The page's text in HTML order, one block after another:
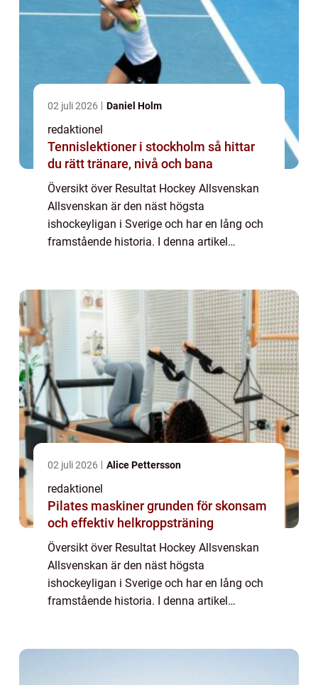
02 juli 2026 Daniel Holm
redaktionel
Tennislektioner i stockholm så hittar
du rätt tränare, nivå och bana
Översikt över Resultat Hockey Allsvenskan
Allsvenskan är den näst högsta
ishockeyligan i Sverige och har en lång och
framstående historia. I denna artikel
det inneb...
02 juli 2026 Alice Pettersson
redaktionel
Pilates maskiner grunden för skonsam
och effektiv helkroppsträning
Översikt över Resultat Hockey Allsvenskan
Allsvenskan är den näst högsta
ishockeyligan i Sverige och har en lång och
framstående historia. I denna artikel